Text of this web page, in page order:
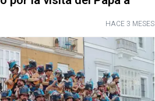
HACE 3 MESES